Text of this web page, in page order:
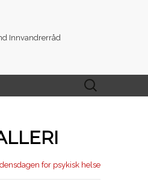
Søk
etter: